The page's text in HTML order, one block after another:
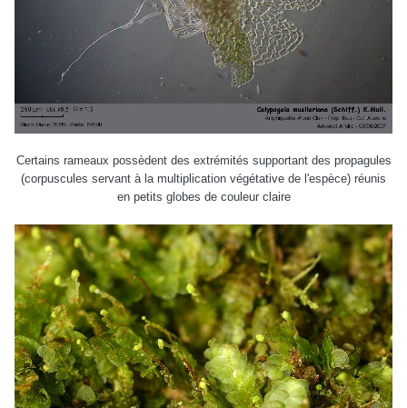
Certains rameaux possèdent des extrémités supportant des propagules
(corpuscules servant à la multiplication végétative de l'espèce) réunis
en petits globes de couleur claire